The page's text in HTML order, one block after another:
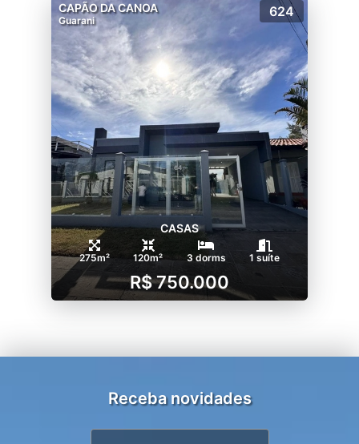
CAPÃO DA CANOA
Guarani
624
CASAS
275m² 120m² 3 dorms 1 suíte
R$ 750.000
Receba novidades